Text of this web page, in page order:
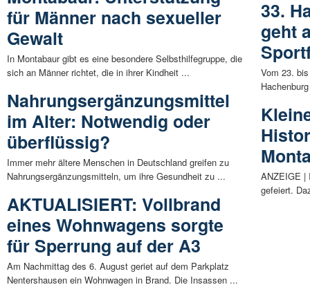
für Männer nach sexueller
Gewalt
In Montabaur gibt es eine besondere Selbsthilfegruppe, die
sich an Männer richtet, die in ihrer Kindheit ...
Nahrungsergänzungsmittel
im Alter: Notwendig oder
überflüssig?
Immer mehr ältere Menschen in Deutschland greifen zu
Nahrungsergänzungsmitteln, um ihre Gesundheit zu ...
AKTUALISIERT: Vollbrand
eines Wohnwagens sorgte
für Sperrung auf der A3
Am Nachmittag des 6. August geriet auf dem Parkplatz
Nentershausen ein Wohnwagen in Brand. Die Insassen ...
33.
geht
Vom 23.
ANZEIGE |
gefeiert.